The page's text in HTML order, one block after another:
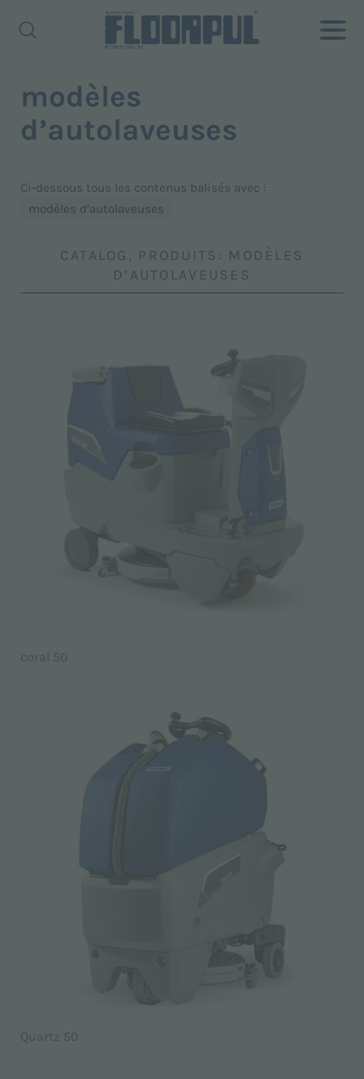
modèles
d’autolaveuses
Ci-dessous tous les contenus balisés avec :
modèles d’autolaveuses
CATALOG, PRODUITS: MODÈLES
D’AUTOLAVEUSES
coral 50
Quartz 50